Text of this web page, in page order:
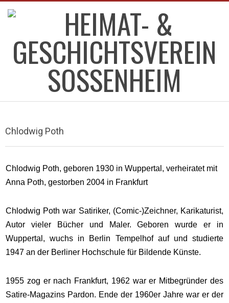
Skip
HEIMAT-
&
GESCHICHTSVEREIN
SOSSENHEIM
Menu
Chlodwig Poth
Chlodwig Poth, geboren 1930 in Wuppertal, verheiratet mit
Anna Poth, gestorben 2004 in Frankfurt
Chlodwig Poth war Satiriker, (Comic-)Zeichner, Karikaturist,
Autor vieler Bücher und Maler. Geboren wurde er in
Wuppertal, wuchs in Berlin Tempelhof auf und studierte
1947 an der Berliner Hochschule für Bildende Künste.
1955 zog er nach Frankfurt, 1962 war er Mitbegründer des
Satire-Magazins Pardon. Ende der 1960er Jahre war er der